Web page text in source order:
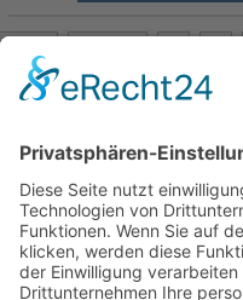
15
16 Weiter